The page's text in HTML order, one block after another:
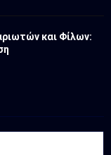
και Φίλων: